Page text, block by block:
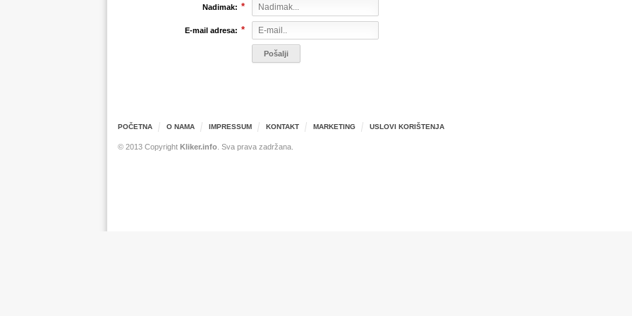
Nadimak: *
E-mail adresa: *
POČETNA O NAMA IMPRESSUM KONTAKT MARKETING USLOVI KORIŠTENJA
© 2013 Copyright Kliker.info . Sva prava zadržana.